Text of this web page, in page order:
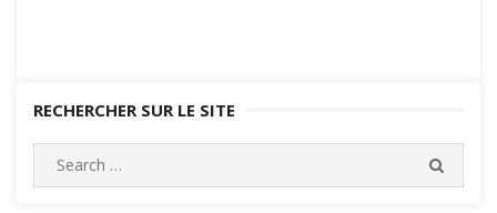
RECHERCHER SUR LE SITE
Search
for: